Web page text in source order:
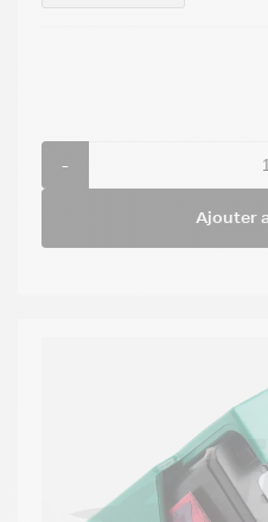
-
Ajouter